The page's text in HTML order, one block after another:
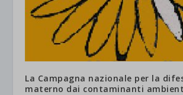
La Campagna nazionale per la
materno dai contaminanti